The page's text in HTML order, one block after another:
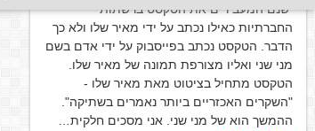
ישנם המעבירים את הטקסט ברשתות
החברתיות כאילו נכתב על ידי מאיר שלו ולא כך
הדבר. הטקסט נכתב בפייסבוק על ידי אדם בשם
מני שני ואליו מצורפת תמונה של מאיר שלו.
הטקסט מתחיל בציטוט מאת מאיר שלו -
"השקרים האכזריים ביותר נאמרים בשתיקה".
ההמשך הוא של מני שני. אני מסכים חלקית…